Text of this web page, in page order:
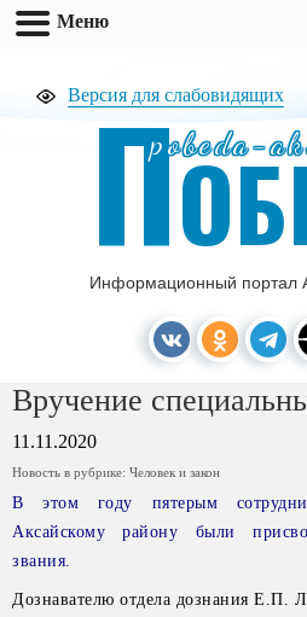
Версия для слабовидящих
pobeda-
П
Информационный портал
Вручение
11.11.2020
Новость в рубрике: Человек и закон
В этом году пятерым
Аксайскому району были
звания.
Дознавателю отдела дознания Е.П.
Меню